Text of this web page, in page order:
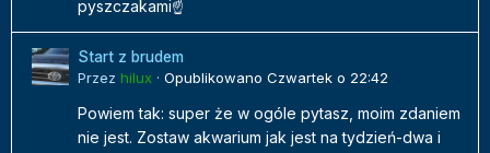
pyszczakami☝️
Start z brudem
Przez hilux · Opublikowano Czwartek o 22:42
Powiem tak: super że w ogóle pytasz, moim zdaniem
nie jest. Zostaw akwarium jak jest na tydzień-dwa i